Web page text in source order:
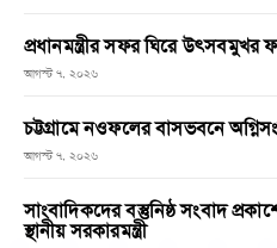
প্রধানমন্ত্রীর সফর ঘিরে উৎসবমুখর
আগস্ট ৭, ২০২৬
চট্টগ্রামে নওফলের বাসভবনে
আগস্ট ৭, ২০২৬
সাংবাদিকদের বস্তুনিষ্ঠ সংবাদ
স্থানীয় সরকারমন্ত্রী